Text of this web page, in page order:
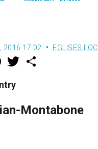
2016 17:02 EGLISES
F
a
e
b
o
k
w
r
Montabone